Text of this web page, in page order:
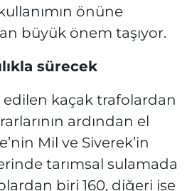
önüne
büyük önem taşıyor.
sürecek
kaçak trafolardan
ardından el
Mil ve Siverek’in
tarımsal sulamada
biri 160, diğeri ise